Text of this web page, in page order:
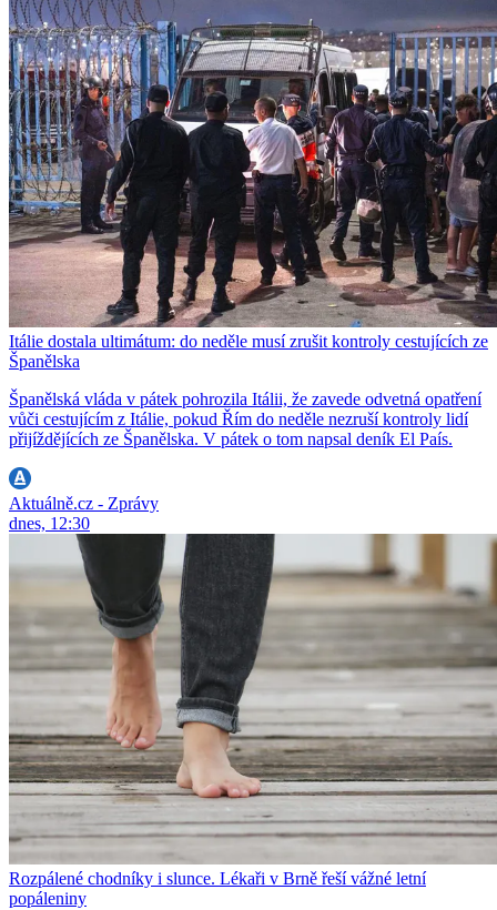
Itálie dostala ultimátum: do neděle musí zrušit kontroly cestujících ze
Španělska
Španělská vláda v pátek pohrozila Itálii, že zavede odvetná opatření
vůči cestujícím z Itálie, pokud Řím do neděle nezruší kontroly lidí
přijíždějících ze Španělska. V pátek o tom napsal deník El País.
Aktuálně.cz - Zprávy
dnes, 12:30
Rozpálené chodníky i slunce. Lékaři v Brně řeší vážné letní
popáleniny